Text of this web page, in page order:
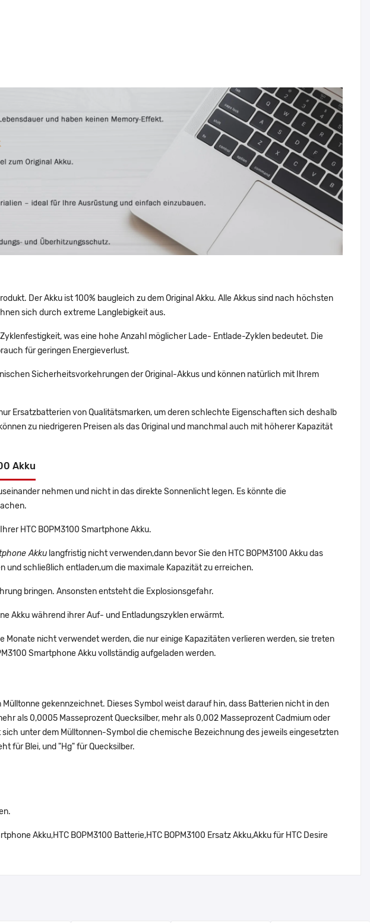
Der Akku ist 100% baugleich zu dem Original Akku. Alle Akkus sind nach höchsten
sich durch extreme Langlebigkeit aus.
was eine hohe Anzahl möglicher Lade- Entlade-Zyklen bedeutet. Die
für geringen Energieverlust.
Sicherheitsvorkehrungen der Original-Akkus und können natürlich mit Ihrem
Ersatzbatterien von Qualitätsmarken, um deren schlechte Eigenschaften sich deshalb
zu niedrigeren Preisen als das Original und manchmal auch mit höherer Kapazität
Akku
nehmen und nicht in das direkte Sonnenlicht legen. Es könnte die
HTC BOPM3100 Smartphone Akku.
Akku langfristig nicht verwenden,dann bevor Sie den HTC BOPM3100 Akku das
und schließlich entladen,um die maximale Kapazität zu erreichen.
bringen. Ansonsten entsteht die Explosionsgefahr.
Akku während ihrer Auf- und Entladungszyklen erwärmt.
Monate nicht verwendet werden, die nur einige Kapazitäten verlieren werden, sie treten
Smartphone Akku vollständig aufgeladen werden.
gekennzeichnet. Dieses Symbol weist darauf hin, dass Batterien nicht in den
als 0,0005 Masseprozent Quecksilber, mehr als 0,002 Masseprozent Cadmium oder
unter dem Mülltonnen-Symbol die chemische Bezeichnung des jeweils eingesetzten
für Blei, und "Hg" für Quecksilber.
Akku,HTC BOPM3100 Batterie,HTC BOPM3100 Ersatz Akku,Akku für HTC Desire